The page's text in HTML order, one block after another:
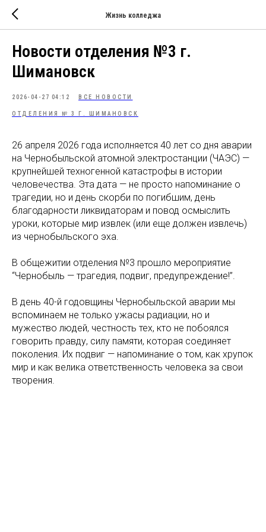
Жизнь колледжа
Новости отделения №3 г.
Шимановск
2026-04-27 04:12 ВСЕ НОВОСТИ
ОТДЕЛЕНИЯ № 3 Г. ШИМАНОВСК
26 апреля 2026 года исполняется 40 лет со дня аварии
на Чернобыльской атомной электростанции (ЧАЭС) —
крупнейшей техногенной катастрофы в истории
человечества. Эта дата — не просто напоминание о
трагедии, но и день скорби по погибшим, день
благодарности ликвидаторам и повод осмыслить
уроки, которые мир извлек (или еще должен извлечь)
из чернобыльского эха.
В общежитии отделения №3 прошло мероприятие
“Чернобыль — трагедия, подвиг, предупреждение!”.
В день 40-й годовщины Чернобыльской аварии мы
вспоминаем не только ужасы радиации, но и
мужество людей, честность тех, кто не побоялся
говорить правду, силу памяти, которая соединяет
поколения. Их подвиг — напоминание о том, как хрупок
мир и как велика ответственность человека за свои
творения.